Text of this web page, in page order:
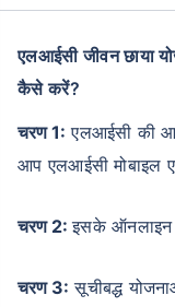
एलआईसी जीवन छाया योजना 103 परिपक्वता कैलकुलेटर का उपयोग
कैसे करें?
चरण 1: एलआईसी की
आप एलआईसी मोबाइल
चरण 2:इसके ऑनलाइन
चरण 3: सूचीबद्ध